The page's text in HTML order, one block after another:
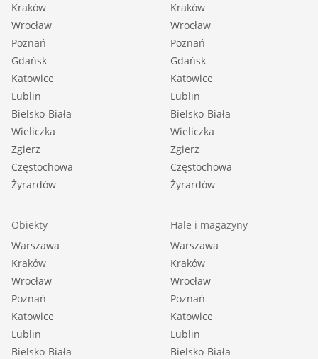
Kraków
Wrocław
Poznań
Gdańsk
Katowice
Lublin
Bielsko-Biała
Wieliczka
Zgierz
Częstochowa
Żyrardów
Kraków
Wrocław
Poznań
Gdańsk
Katowice
Lublin
Bielsko-Biała
Wieliczka
Zgierz
Częstochowa
Żyrardów
Obiekty
Warszawa
Kraków
Wrocław
Poznań
Katowice
Lublin
Bielsko-Biała
Hale i magazyny
Warszawa
Kraków
Wrocław
Poznań
Katowice
Lublin
Bielsko-Biała